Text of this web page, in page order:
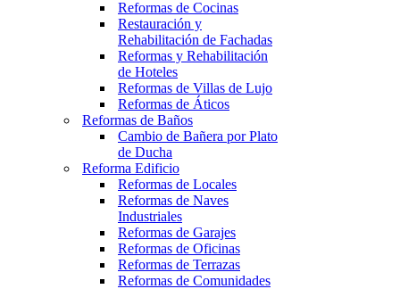
Reformas de Cocinas
Restauración y
Rehabilitación de Fachadas
Reformas y Rehabilitación
de Hoteles
Reformas de Villas de Lujo
Reformas de Áticos
Reformas de Baños
Cambio de Bañera por Plato
de Ducha
Reforma Edificio
Reformas de Locales
Reformas de Naves
Industriales
Reformas de Garajes
Reformas de Oficinas
Reformas de Terrazas
Reformas de Comunidades